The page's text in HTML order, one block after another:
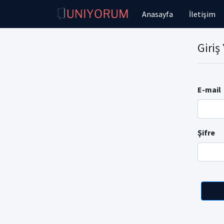
Anasayfa İletişim
Giriş
E-mail
Şifre